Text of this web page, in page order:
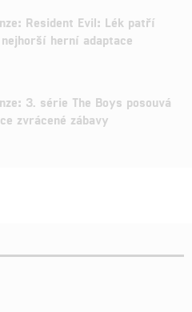
Resident Evil: Lék patří
herní adaptace
3. série The Boys posouvá
zvrácené zábavy